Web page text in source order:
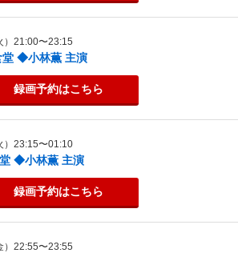
）21:00〜23:15
堂 ◆小林薫 主演
録画予約はこちら
）23:15〜01:10
◆小林薫 主演
録画予約はこちら
）22:55〜23:55